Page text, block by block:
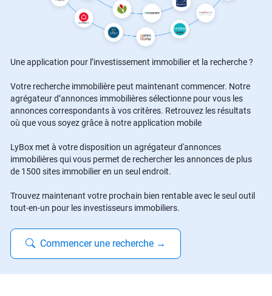
Une application pour l’investissement immobilier et la recherche ?
Votre recherche immobilière peut maintenant commencer. Notre
agrégateur d’annonces immobilières sélectionne pour vous les
annonces correspondants à vos critères. Retrouvez les résultats
où que vous soyez grâce à notre application mobile
LyBox met à votre disposition un agrégateur d'annonces
immobilières qui vous permet de rechercher les annonces de plus
de 1500 sites immobilier en un seul endroit.
Trouvez maintenant votre prochain bien rentable avec le seul outil
tout-en-un pour les investisseurs immobiliers.
Commencer une recherche →